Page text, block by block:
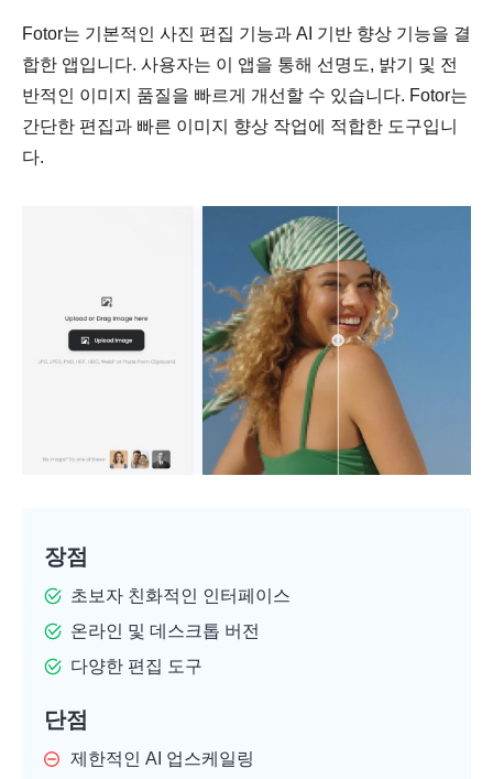
Fotor는 기본적인 사진 편집 기능과 AI 기반 향상 기능을 결
합한 앱입니다. 사용자는 이 앱을 통해 선명도, 밝기 및 전
반적인 이미지 품질을 빠르게 개선할 수 있습니다. Fotor는
간단한 편집과 빠른 이미지 향상 작업에 적합한 도구입니
다.
장점
초보자 친화적인 인터페이스
온라인 및 데스크톱 버전
다양한 편집 도구
단점
제한적인 AI 업스케일링